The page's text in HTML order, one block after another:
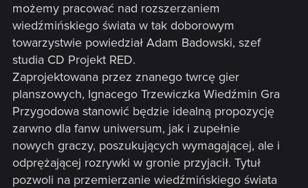
możemy pracować nad rozszerzaniem
wiedźmińskiego świata w tak doborowym
towarzystwie powiedział Adam Badowski, szef
studia CD Projekt RED.
Zaprojektowana przez znanego twrcę gier
planszowych, Ignacego Trzewiczka Wiedźmin Gra
Przygodowa stanowić będzie idealną propozycję
zarwno dla fanw uniwersum, jak i zupełnie
nowych graczy, poszukujących wymagającej, ale i
odprężającej rozrywki w gronie przyjacił. Tytuł
pozwoli na przemierzanie wiedźmińskiego świata